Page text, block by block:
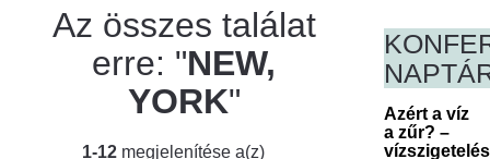
Az összes találat
erre: "NEW,
YORK"
1-12 megjelenítése a(z)
Azért a víz
a zűr? –